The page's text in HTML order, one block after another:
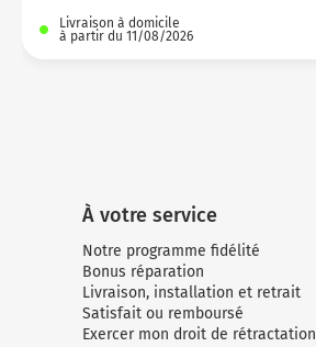
Livraison à domicile
à partir du 11/08/2026
À votre service
Notre programme fidélité
Bonus réparation
Livraison, installation et retrait
Satisfait ou remboursé
Exercer mon droit de rétractation